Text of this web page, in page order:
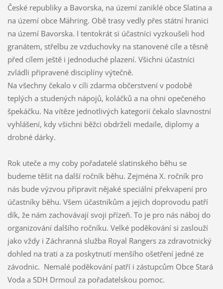
České republiky a Bavorska, na území zaniklé obce Slatina a
na území obce Mähring. Obě trasy vedly přes státní hranici
na území Bavorska. I tentokrát si účastníci vyzkoušeli hod
granátem, střelbu ze vzduchovky na stanovené cíle a těsně
před cílem ještě i jednoduché plazení. Všichni účastníci
zvládli připravené disciplíny výtečně.
Na všechny čekalo v cíli zdarma občerstvení v podobě
teplých a studených nápojů, koláčků a na ohni opečeného
špekáčku. Na vítěze jednotlivých kategorií čekalo slavnostní
vyhlášení, kdy všichni běžci obdrželi medaile, diplomy a
drobné dárky.
Rok uteče a my coby pořadatelé slatinského běhu se
budeme těšit na další ročník běhu. Zejména X. ročník pro
nás bude výzvou připravit nějaké speciální překvapení pro
účastníky běhu. Všem účastníkům a jejich doprovodu patří
dík, že nám zachovávají svoji přízeň. To je pro nás náboj do
organizování dalšího ročníku. Velké poděkování si zaslouží
jako vždy i Záchranná služba Royal Rangers za zdravotnický
dohled na trati a za poskytnutí menšího ošetření jedné ze
závodnic. Nemalé poděkování patří i zástupcům Obce Stará
Voda a SDH Drmoul za pořadatelskou pomoc.